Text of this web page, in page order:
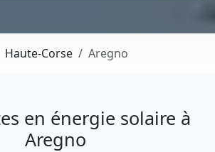
Haute-Corse Aregno
en énergie solaire à
Aregno